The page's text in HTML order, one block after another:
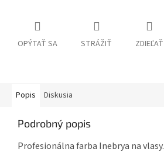
OPÝTAŤ SA STRÁŽIŤ ZDIEĽAŤ
Popis Diskusia
Podrobný popis
Profesionálna farba Inebrya na vlasy.